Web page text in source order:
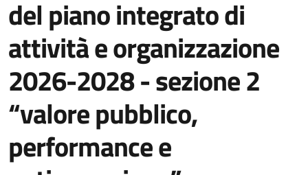
del piano integrato di
attività e organizzazione
2026-2028 - sezione 2
“valore pubblico,
performance e